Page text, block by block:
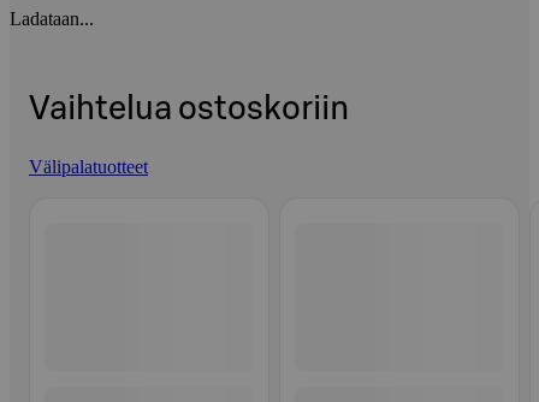
Ladataan...
Vaihtelua ostoskoriin
Välipalatuotteet